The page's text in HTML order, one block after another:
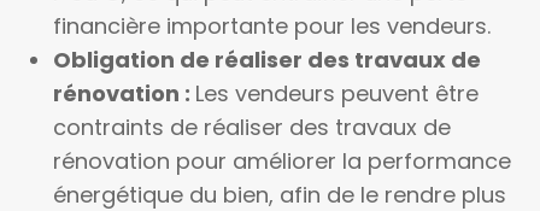
financière importante pour les vendeurs.
Obligation de réaliser des travaux de
rénovation : Les vendeurs peuvent être
contraints de réaliser des travaux de
rénovation pour améliorer la performance
énergétique du bien, afin de le rendre plus